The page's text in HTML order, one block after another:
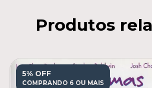
Produtos
5% OFF
COMPRANDO 6 OU MAIS